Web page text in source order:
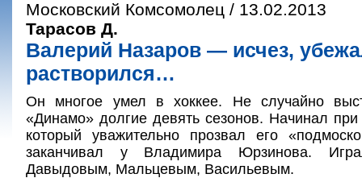
Московский Комсомолец / 13.02.2013
Тарасов Д.
Валерий Назаров — исчез,
растворился…
Он многое умел в хоккее. Не случайно
«Динамо» долгие девять сезонов. Начинал
который уважительно прозвал его
заканчивал у Владимира Юрзинова.
Давыдовым, Мальцевым, Васильевым.